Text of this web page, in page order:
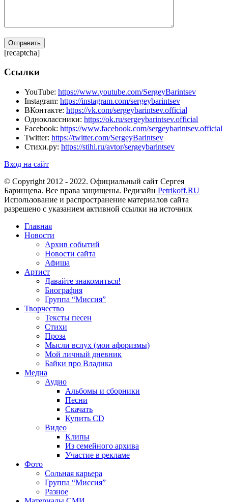
[recaptcha]
Ссылки
YouTube: https://www.youtube.com/SergeyBarintsev
Instagram: https://instagram.com/sergeybarintsev
ВКонтакте: https://vk.com/sergeybarintsev.official
Одноклассники: https://ok.ru/sergeybarintsev.official
Facebook: https://www.facebook.com/sergeybarintsev.official
Twitter: https://twitter.com/SergeyBarintsev
Стихи.ру: https://stihi.ru/avtor/sergeybarintsev
Вход на сайт
© Copyright 2012 - 2022. Официальный сайт Сергея
Баринцева. Все права защищены. Редизайн Petrikoff.RU
Использование и распространение материалов сайта
разрешено с указанием активной ссылки на источник
Главная
Новости
Архив событий
Новости сайта
Афиша
Артист
Давайте знакомиться!
Биография
Группа “Миссия”
Творчество
Тексты песен
Стихи
Проза
Мысли вслух (мои афоризмы)
Мой личный дневник
Байки про Владика
Медиа
Аудио
Альбомы и сборники
Песни
Скачать
Купить CD
Видео
Клипы
Из семейного архива
Участие в рекламе
Фото
Сольная карьера
Группа “Миссия”
Разное